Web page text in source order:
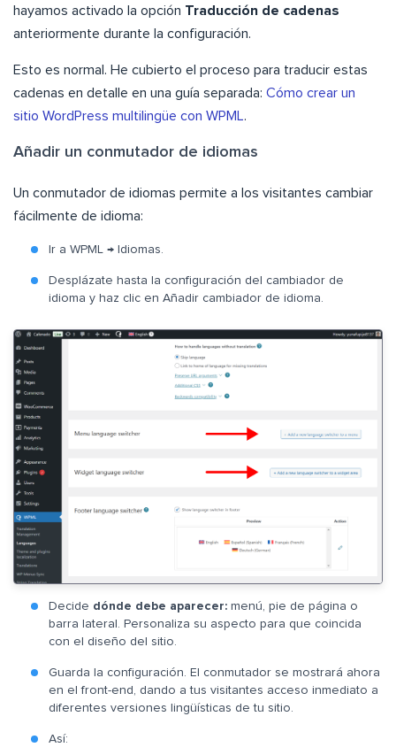
hayamos activado la opción Traducción de cadenas
anteriormente durante la configuración.
Esto es normal. He cubierto el proceso para traducir estas
cadenas en detalle en una guía separada: Cómo crear un
sitio WordPress multilingüe con WPML.
Añadir un conmutador de idiomas
Un conmutador de idiomas permite a los visitantes cambiar
fácilmente de idioma:
Ir a WPML → Idiomas.
Desplázate hasta la configuración del cambiador de
idioma y haz clic en Añadir cambiador de idioma.
Decide dónde debe aparecer: menú, pie de página o
barra lateral. Personaliza su aspecto para que coincida
con el diseño del sitio.
Guarda la configuración. El conmutador se mostrará ahora
en el front-end, dando a tus visitantes acceso inmediato a
diferentes versiones lingüísticas de tu sitio.
Así: